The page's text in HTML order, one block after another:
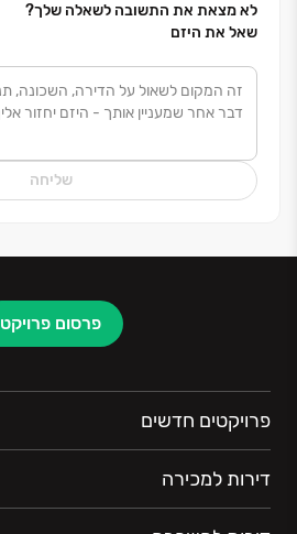
לא מצאת את התשובה לשאלה שלך?
שאל את היזם
שליחה
פרסום פרויקט
פרויקטים חדשים
דירות למכירה